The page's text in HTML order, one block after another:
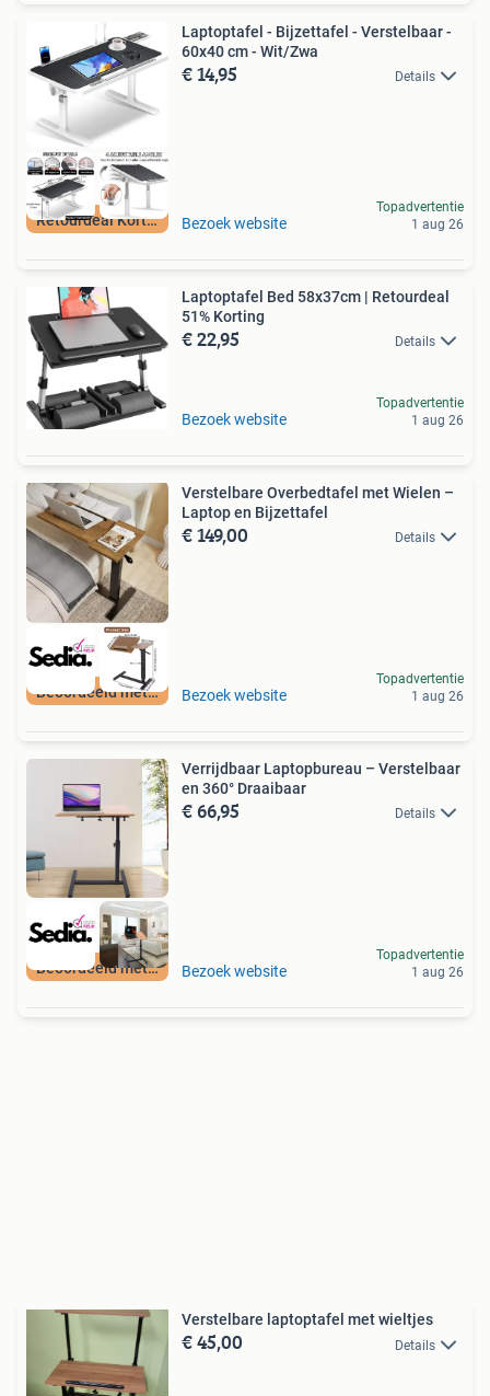
Retourdeal Korting
Laptoptafel - Bijzettafel - Verstelbaar -
60x40 cm - Wit/Zwa
€ 14,95 Details
Bezoek website
Topadvertentie
1 aug 26
Laptoptafel Bed 58x37cm | Retourdeal
51% Korting
€ 22,95 Details
Bezoek website
Topadvertentie
1 aug 26
Beoordeeld met 9+
Verstelbare Overbedtafel met Wielen –
Laptop en Bijzettafel
€ 149,00 Details
Bezoek website
Topadvertentie
1 aug 26
Beoordeeld met 9+
Verrijdbaar Laptopbureau – Verstelbaar
en 360° Draaibaar
€ 66,95 Details
Bezoek website
Topadvertentie
1 aug 26
Verstelbare laptoptafel met wieltjes
€ 45,00 Details